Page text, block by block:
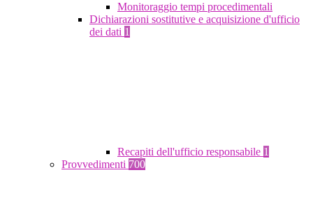
Monitoraggio tempi procedimentali
Dichiarazioni sostitutive e acquisizione d'ufficio
dei dati 1
Recapiti dell'ufficio responsabile 1
Provvedimenti 700